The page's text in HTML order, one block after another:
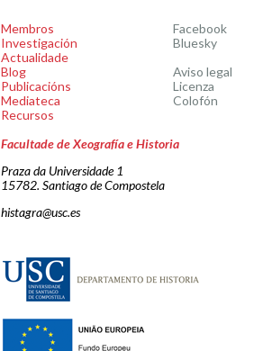
Membros
Investigación
Actualidade
Blog
Publicacións
Mediateca
Recursos
Facebook
Bluesky
Aviso legal
Licenza
Colofón
Facultade de Xeografía e Historia
Praza da Universidade 1
15782. Santiago de Compostela
histagra@usc.es